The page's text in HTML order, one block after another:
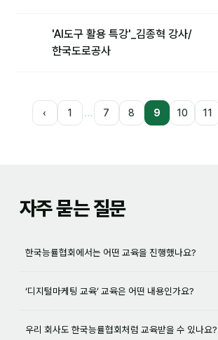
'AI도구 활용 특강'_김종혁 강사/
한국도로공사
‹ 1 … 7 8 9 10 11
자주 묻는 질문
한국능률협회에서는 어떤 교육을 진행했나요?
‘디지털마케팅 교육’ 교육은 어떤 내용인가요?
우리 회사도 한국능률협회처럼 교육받을 수 있나요?